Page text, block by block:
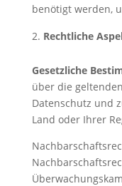
benötigt werden,
Rechtliche
Gesetzliche
über die
Datenschutz und
Land oder Ihrer